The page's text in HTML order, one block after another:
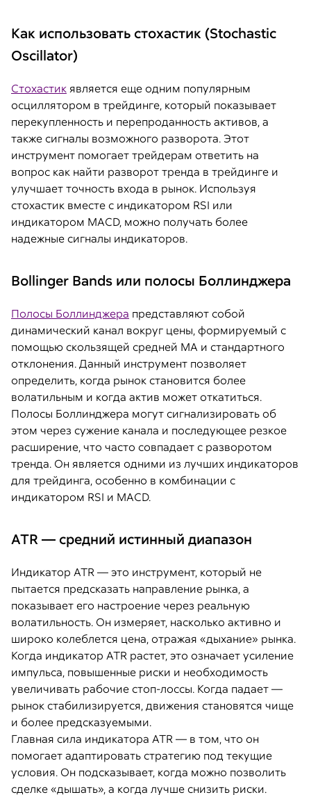
Как использовать стохастик (Stochastic
Oscillator)
Стохастикявляется еще одним популярным
осциллятором в трейдинге, который показывает
перекупленность и перепроданность активов, а
также сигналы возможного разворота. Этот
инструмент помогает трейдерам ответить на
вопрос как найти разворот тренда в трейдинге и
улучшает точность входа в рынок. Используя
стохастик вместе с индикатором RSI или
индикатором MACD, можно получать более
надежные сигналы индикаторов.
Bollinger Bands или полосы Боллинджера
Полосы Боллинджера представляют собой
динамический канал вокруг цены, формируемый с
помощью скользящей средней MA и стандартного
отклонения. Данный инструмент позволяет
определить, когда рынок становится более
волатильным и когда актив может откатиться.
Полосы Боллинджера могут сигнализировать об
этом через сужение канала и последующее резкое
расширение, что часто совпадает с разворотом
тренда. Он является одними из лучших индикаторов
для трейдинга, особенно в комбинации с
индикатором RSI и MACD.
ATR — средний истинный диапазон
Индикатор ATR — это инструмент, который не
пытается предсказать направление рынка, а
показывает его настроение через реальную
волатильность. Он измеряет, насколько активно и
широко колеблется цена, отражая «дыхание» рынка.
Когда индикатор ATR растет, это означает усиление
импульса, повышенные риски и необходимость
увеличивать рабочие стоп-лоссы. Когда падает —
рынок стабилизируется, движения становятся чище
и более предсказуемыми.
Главная сила индикатора ATR — в том, что он
помогает адаптировать стратегию под текущие
условия. Он подсказывает, когда можно позволить
сделке «дышать», а когда лучше снизить риски.